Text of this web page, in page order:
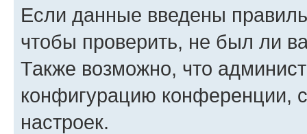
Если данные введены
чтобы проверить, не был ли
Также возможно, что
конфигурацию конференции,
настроек.